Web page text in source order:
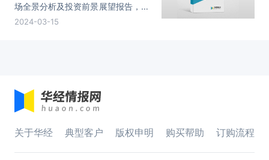
场全景分析及投资前景展望报告，主
要包括行业重点企业竞争力分析、市
2024-03-15
关于华经 典型客户 版权申明 购买帮助 订购流程